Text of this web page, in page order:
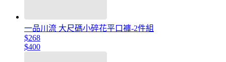
一品川流 大尺碼小碎花平口褲-2件組
$268
$400